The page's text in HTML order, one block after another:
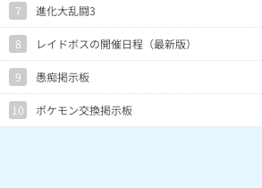
7 進化大乱闘3
8 レイドボスの開催日程（最新版）
9 愚痴掲示板
10 ポケモン交換掲示板